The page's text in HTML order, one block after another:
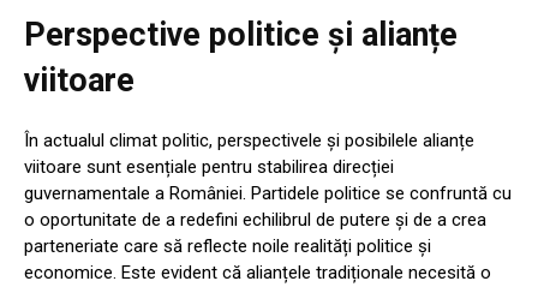
Perspective politice și alianțe
viitoare
În actualul climat politic, perspectivele și posibilele alianțe
viitoare sunt esențiale pentru stabilirea direcției
guvernamentale a României. Partidele politice se confruntă cu
o oportunitate de a redefini echilibrul de putere și de a crea
parteneriate care să reflecte noile realități politice și
economice. Este evident că alianțele tradiționale necesită o